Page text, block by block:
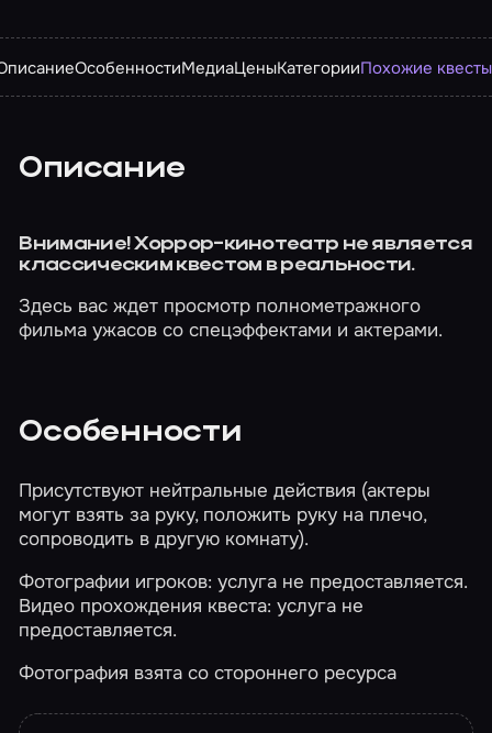
ОсобенностиМедиаЦеныКатегорииПохожие квесты
Описание
Внимание! Хоррор-кинотеатр не является
классическим квестом в реальности.
Здесь вас ждет просмотр полнометражного
фильма ужасов со спецэффектами и актерами.
Особенности
Присутствуют нейтральные действия (актеры
могут взять за руку, положить руку на плечо,
сопроводить в другую комнату).
Фотографии игроков: услуга не предоставляется.
Видео прохождения квеста: услуга не
предоставляется.
Фотография взята со стороннего ресурса